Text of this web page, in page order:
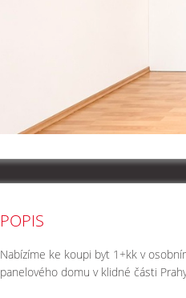
POPIS
Nabízíme ke koupi byt 1+kk v
panelového domu v klidné části